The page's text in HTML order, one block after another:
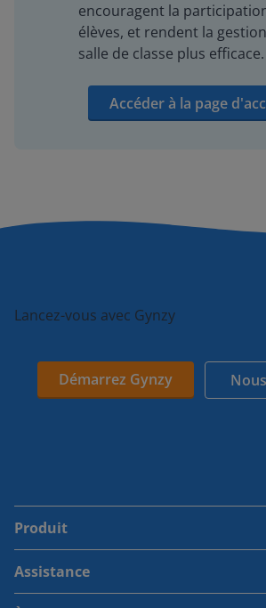
encouragent la
élèves, et rendent la
salle de classe plus efficace.
Accéder à la page
Lancez-vous avec Gynzy
Démarrez Gynzy
Produit
Assistance